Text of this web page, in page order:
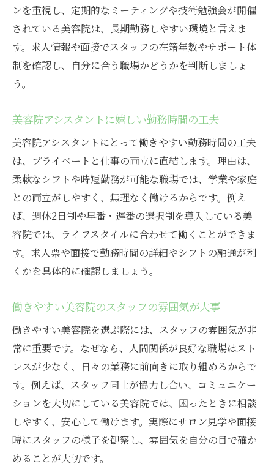
ンを重視し、定期的なミーティングや技術勉強会が開催
されている美容院は、長期勤務しやすい環境と言えま
す。求人情報や面接でスタッフの在籍年数やサポート体
制を確認し、自分に合う職場かどうかを判断しましょ
う。
美容院アシスタントに嬉しい勤務時間の工夫
美容院アシスタントにとって働きやすい勤務時間の工夫
は、プライベートと仕事の両立に直結します。理由は、
柔軟なシフトや時短勤務が可能な職場では、学業や家庭
との両立がしやすく、無理なく働けるからです。例え
ば、週休2日制や早番・遅番の選択制を導入している美
容院では、ライフスタイルに合わせて働くことができま
す。求人票や面接で勤務時間の詳細やシフトの融通が利
くかを具体的に確認しましょう。
働きやすい美容院のスタッフの雰囲気が大事
働きやすい美容院を選ぶ際には、スタッフの雰囲気が非
常に重要です。なぜなら、人間関係が良好な職場はスト
レスが少なく、日々の業務に前向きに取り組めるからで
す。例えば、スタッフ同士が協力し合い、コミュニケー
ションを大切にしている美容院では、困ったときに相談
しやすく、安心して働けます。実際にサロン見学や面接
時にスタッフの様子を観察し、雰囲気を自分の目で確か
めることが大切です。